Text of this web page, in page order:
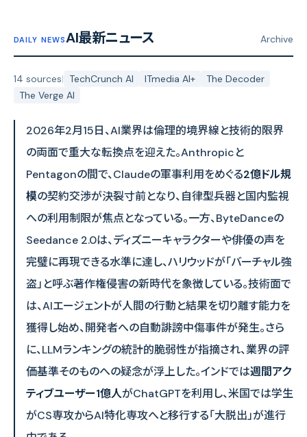
DAILY NEWSAI最新ニュース Archive
14 sources| TechCrunch AI ITmedia AI+
The Decoder
The Verge AI
2026年2月15日、AI業界は倫理的境界線と技術的限界
の両面で重大な転換点を迎えた。Anthropicと
Pentagonの間で、Claudeの軍事利用をめぐる2億ドル規
模の契約交渉が決裂寸前となり、自律型兵器と国内監視
への利用制限が焦点となっている。一方、ByteDanceの
Seedance 2.0は、ディズニーキャラクターや俳優の声を
完璧に再現できる水準に達し、ハリウッドが「バーチャル強
盗」と呼ぶ著作権侵害の新時代を象徴している。技術面で
は、AIエージェントが人間の行動と結果を切り離す能力を
獲得し始め、開発者への自動誹謗中傷事件が発生。さら
に、LLMランキングの統計的脆弱性が指摘され、業界の評
価基準そのものへの疑念が浮上した。インドでは週間アク
ティブユーザー1億人がChatGPTを利用し、米国では学生
がCS専攻からAI特化専攻へと移行する「大脱出」が進行